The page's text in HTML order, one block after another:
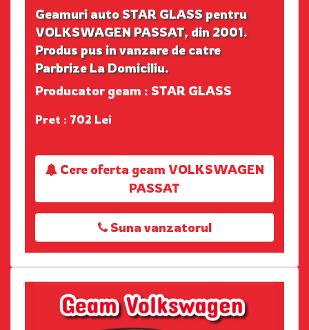
Geamuri auto STAR GLASS pentru
VOLKSWAGEN PASSAT, din 2001.
Produs pus in vanzare de catre
Parbrize La Domiciliu.
Producator geam : STAR GLASS
Pret : 702 Lei
Cere oferta geam VOLKSWAGEN
PASSAT
Suna vanzatorul